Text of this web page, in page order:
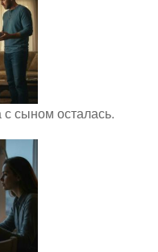
сыном осталась.